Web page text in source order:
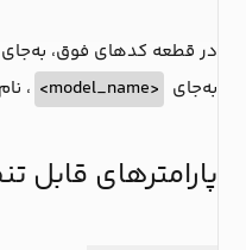
در قطعه کد‌های فوق، به‌جای
به‌جای <model_name> ،
پارامترهای قابل